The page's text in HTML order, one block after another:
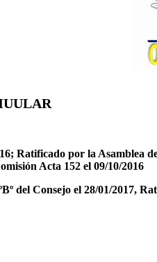
Ratificado por la Asamblea
Acta 152 el 09/10/2016
del Consejo el 28/01/2017,